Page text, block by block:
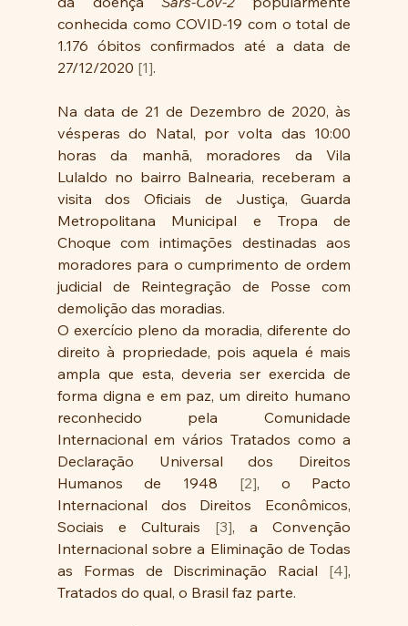
conhecida como COVID-19 com o total de
1.176 óbitos confirmados até a data de
27/12/2020 [1].
Na data de 21 de Dezembro de 2020, às
vésperas do Natal, por volta das 10:00
horas da manhã, moradores da Vila
Lulaldo no bairro Balnearia, receberam a
visita dos Oficiais de Justiça, Guarda
Metropolitana Municipal e Tropa de
Choque com intimações destinadas aos
moradores para o cumprimento de ordem
judicial de Reintegração de Posse com
demolição das moradias.
O exercício pleno da moradia, diferente do
direito à propriedade, pois aquela é mais
ampla que esta, deveria ser exercida de
forma digna e em paz, um direito humano
reconhecido pela Comunidade
Internacional em vários Tratados como a
Declaração Universal dos Direitos
Humanos de 1948 [2], o Pacto
Internacional dos Direitos Econômicos,
Sociais e Culturais [3], a Convenção
Internacional sobre a Eliminação de Todas
as Formas de Discriminação Racial [4],
Tratados do qual, o Brasil faz parte.